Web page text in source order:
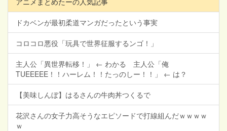
ドカベンが最初柔道マンガだったという事実
コロコロ悪役「玩具で世界征服するンゴ！」
主人公「異世界転移！」 ← わかる 主人公「俺
TUEEEEE！！ハーレム！！たっのしー！！」 ← は？
【美味しんぼ】はるさんの牛肉丼つくるで
花沢さんの女子力高そうなエピソードで打線組んだｗｗｗｗ
ｗ